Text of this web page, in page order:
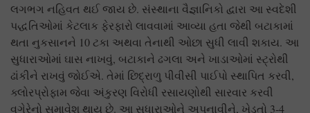
લગભગ નહિવત થઈ જાય છે. સંસ્થાના વૈજ્ઞાનિકો દ્વારા આ સ્વદેશી
પદ્ધતિઓમાં કેટલાક ફેરફારો લાવવામાં આવ્યા હતા જેથી બટાકામાં
થતા નુકસાનને 10 ટકા અથવા તેનાથી ઓછા સુધી લાવી શકાય. આ
સુધારાઓમાં ઘાસ નાખવું, બટાકાને ઢગલા અને ખાડાઓમાં સ્ટ્રોથી
ઢાંકીને રાખવું જોઈએ. તેમાં છિદ્રાળુ પીવીસી પાઈપો સ્થાપિત કરવી,
ક્લોરપ્રોફામ જેવા અંકુરણ વિરોધી રસાયણોથી સારવાર કરવી
વગેરેનો સમાવેશ થાય છે. આ સુધારાઓને અપનાવીને, ખેડૂતો 3-4